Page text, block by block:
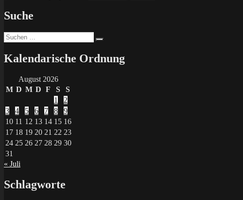
Suche
Suchen
nach:
Kalendarische Ordnung
August 2026
M D M D F S
S
1
2
3
4 5 6 7 8
9
10 11 12 13 14 15 16
17 18 19 20 21 22 23
24 25 26 27 28 29 30
31
« Juli
Schlagworte